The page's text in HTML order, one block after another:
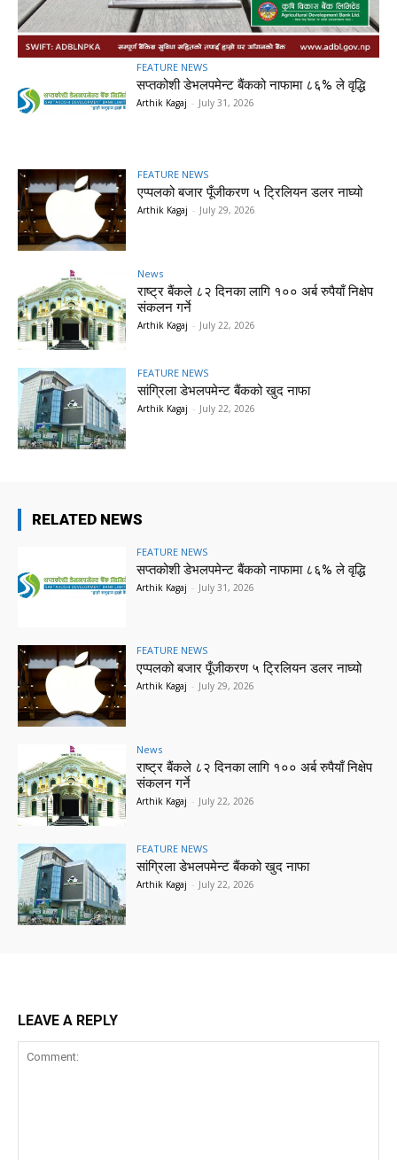
FEATURE NEWS
सप्तकोशी डेभलपमेन्ट बैंकको नाफामा ८६% ले वृद्धि
Arthik Kagaj - July 31, 2026
FEATURE NEWS
एप्पलको बजार पूँजीकरण ५ ट्रिलियन डलर नाघ्यो
Arthik Kagaj - July 29, 2026
News
राष्ट्र बैंकले ८२ दिनका लागि १०० अर्ब रुपैयाँ निक्षेप
संकलन गर्ने
Arthik Kagaj - July 22, 2026
FEATURE NEWS
सांग्रिला डेभलपमेन्ट बैंकको खुद नाफा
Arthik Kagaj - July 22, 2026
RELATED NEWS
FEATURE NEWS
सप्तकोशी डेभलपमेन्ट बैंकको नाफामा ८६% ले वृद्धि
Arthik Kagaj - July 31, 2026
FEATURE NEWS
एप्पलको बजार पूँजीकरण ५ ट्रिलियन डलर नाघ्यो
Arthik Kagaj - July 29, 2026
News
राष्ट्र बैंकले ८२ दिनका लागि १०० अर्ब रुपैयाँ निक्षेप
संकलन गर्ने
Arthik Kagaj - July 22, 2026
FEATURE NEWS
सांग्रिला डेभलपमेन्ट बैंकको खुद नाफा
Arthik Kagaj - July 22, 2026
LEAVE A REPLY